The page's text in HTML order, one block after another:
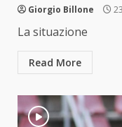
Giorgio Billone
La situazione
Read More